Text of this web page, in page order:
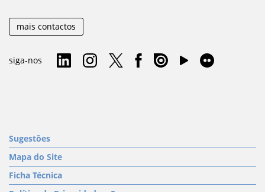
mais contactos
siga-nos
Sugestões
Mapa do Site
Ficha Técnica